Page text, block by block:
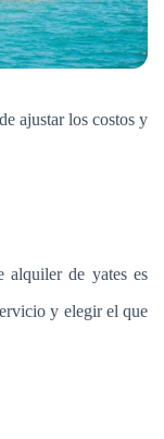
ajustar los costos y
alquiler de yates es
y elegir el que